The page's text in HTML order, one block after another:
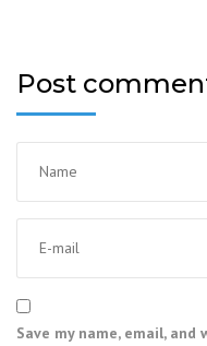
Post
Save my name, email,